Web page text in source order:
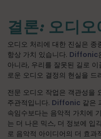
결론: 오디
오디오 처리에 대한 진실은 종
항상 가치 있습니다. Diffonic
아니라, 우리를 잘못된 길로
로운 오디오 결정의 현실을 드
전문 오디오 작업은 객관성을
주관적입니다. Diffonic 같은
속임수보다는 음악적 가치에
는 더 나은 믹스, 더 정보에 입
로 음악적 아이디어의 더 효과